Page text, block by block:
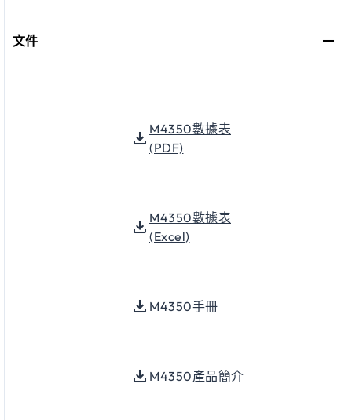
文件
M4350數據表
(PDF)
M4350數據表
(Excel)
M4350手冊
M4350產品簡介